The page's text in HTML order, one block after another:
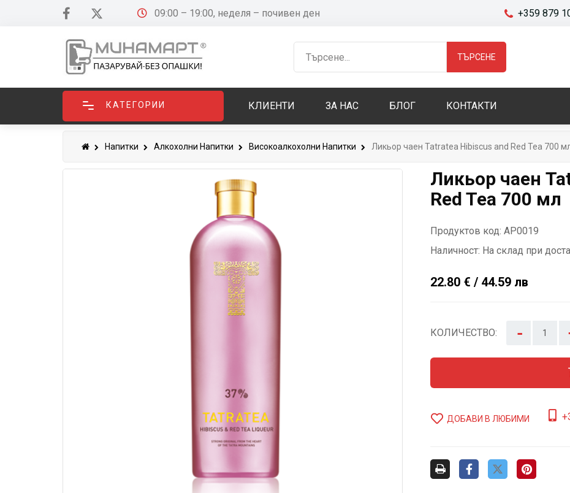
09:00 – 19:00, неделя – почивен ден +359 879
ТЪРСЕНЕ
КАТЕГОРИИ КЛИЕНТИ ЗА НАС БЛОГ КОНТАКТИ
Напитки Алкохолни Напитки Високоалкохолни Напитки Ликьор чаен Tatratea Hibiscus and Red Tea 700
Ликьор чаен
Red Tea 700 мл
Продуктов код: AP0019
Наличност: На склад при
22.80 € / 44.59 лв
КОЛИЧЕСТВО: -
ДОБАВИ В ЛЮБИМИ